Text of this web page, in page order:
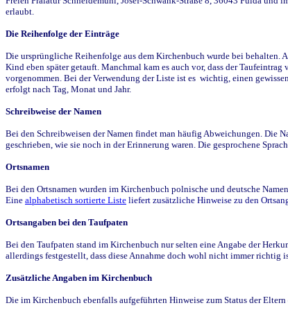
erlaubt.
Die Reihenfolge der Einträge
Die ursprüngliche Reihenfolge aus dem Kirchenbuch wurde bei behalten.
Kind eben später getauft. Manchmal kam es auch vor, dass der
vorgenommen. Bei der Verwendung der Liste ist es wichtig, einen
erfolgt nach Tag, Monat und Jahr.
Schreibweise der Namen
Bei den Schreibweisen der Namen findet man häufig Abweichungen. Die
geschrieben, wie sie noch in der Erinnerung waren. Die gesprochene
Ortsnamen
Bei den Ortsnamen wurden im Kirchenbuch polnische und deutsche
Eine alphabetisch sortierte Liste liefert zusätzliche Hinweise zu den
Ortsangaben bei den Taufpaten
Bei den Taufpaten stand im Kirchenbuch nur selten eine Angabe der
allerdings festgestellt, dass diese Annahme doch wohl nicht immer richtig
Zusätzliche Angaben im Kirchenbuch
Die im Kirchenbuch ebenfalls aufgeführten Hinweise zum Status der